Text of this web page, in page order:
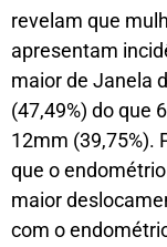
revelam que
apresentam
maior de Janela
(47,49%) do que
12mm (39,75%).
que o
maior
com o